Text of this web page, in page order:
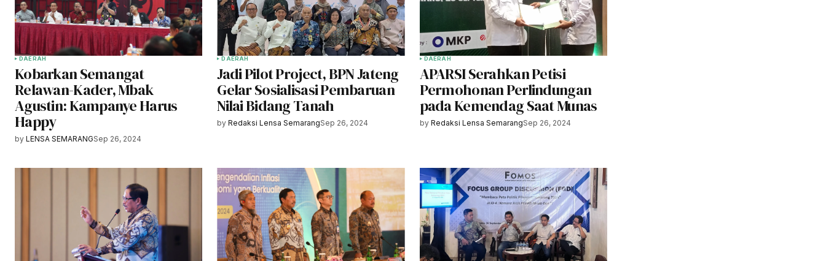
DAERAH
Kobarkan Semangat
Relawan-Kader, Mbak
Agustin: Kampanye Harus
Happy
by LENSA SEMARANGSep 26, 2024
DAERAH
Jadi Pilot Project, BPN Jateng
Gelar Sosialisasi Pembaruan
Nilai Bidang Tanah
by Redaksi Lensa SemarangSep 26, 2024
DAERAH
APARSI Serahkan Petisi
Permohonan Perlindungan
pada Kemendag Saat Munas
by Redaksi Lensa SemarangSep 26, 2024